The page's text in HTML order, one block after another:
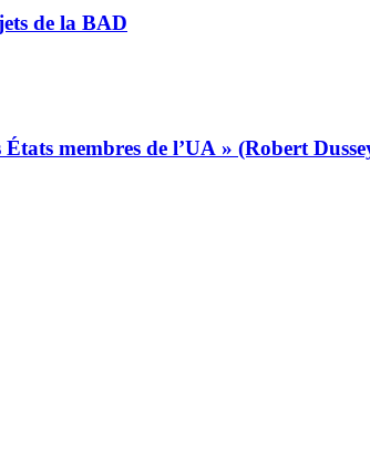
de la BAD
membres de l’UA » (Robert